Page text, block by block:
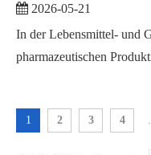
2026-05-21
In der Lebensmittel- und
pharmazeutischen
1 2 3 4